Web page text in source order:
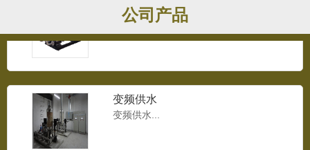
公司产品
无负压供水设备 ...
变频供水
变频供水...